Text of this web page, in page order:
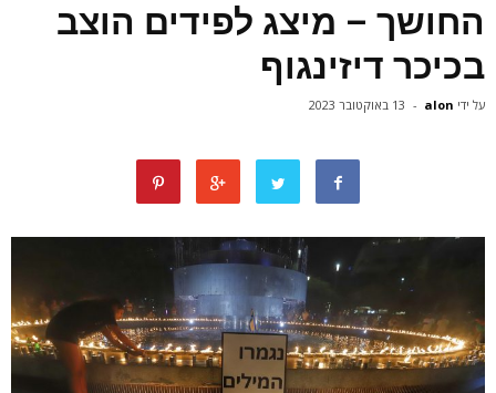
החושך – מיצג לפידים הוצב
בכיכר דיזינגוף
על ידי alon
- 13 באוקטובר 2023